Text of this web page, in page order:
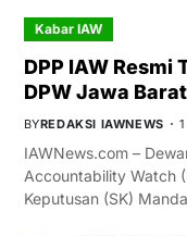
Kabar IAW
DPP IAW Resmi
DPW Jawa
BYREDAKSI IAWNEWS
IAWNews.com –
Accountability Watch
Keputusan (SK)